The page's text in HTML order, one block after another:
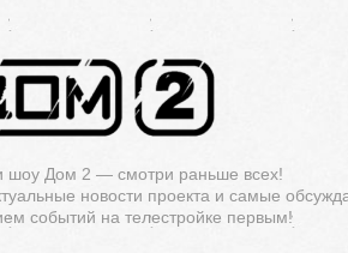
шоу Дом 2 — смотри раньше всех!
новости проекта и самые
событий на телестройке первым!